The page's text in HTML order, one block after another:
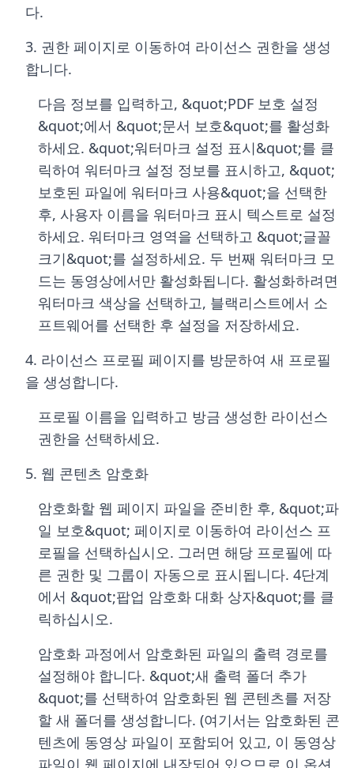
다.
3. 권한 페이지로 이동하여 라이선스 권한을 생성
합니다.
다음 정보를 입력하고, &quot;PDF 보호 설정
&quot;에서 &quot;문서 보호&quot;를 활성화
하세요. &quot;워터마크 설정 표시&quot;를 클
릭하여 워터마크 설정 정보를 표시하고, &quot;
보호된 파일에 워터마크 사용&quot;을 선택한
후, 사용자 이름을 워터마크 표시 텍스트로 설정
하세요. 워터마크 영역을 선택하고 &quot;글꼴
크기&quot;를 설정하세요. 두 번째 워터마크 모
드는 동영상에서만 활성화됩니다. 활성화하려면
워터마크 색상을 선택하고, 블랙리스트에서 소
프트웨어를 선택한 후 설정을 저장하세요.
4. 라이선스 프로필 페이지를 방문하여 새 프로필
을 생성합니다.
프로필 이름을 입력하고 방금 생성한 라이선스
권한을 선택하세요.
5. 웹 콘텐츠 암호화
암호화할 웹 페이지 파일을 준비한 후, &quot;파
일 보호&quot; 페이지로 이동하여 라이선스 프
로필을 선택하십시오. 그러면 해당 프로필에 따
른 권한 및 그룹이 자동으로 표시됩니다. 4단계
에서 &quot;팝업 암호화 대화 상자&quot;를 클
릭하십시오.
암호화 과정에서 암호화된 파일의 출력 경로를
설정해야 합니다. &quot;새 출력 폴더 추가
&quot;를 선택하여 암호화된 웹 콘텐츠를 저장
할 새 폴더를 생성합니다. (여기서는 암호화된 콘
텐츠에 동영상 파일이 포함되어 있고, 이 동영상
파일이 웹 페이지에 내장되어 있으므로 이 옵션